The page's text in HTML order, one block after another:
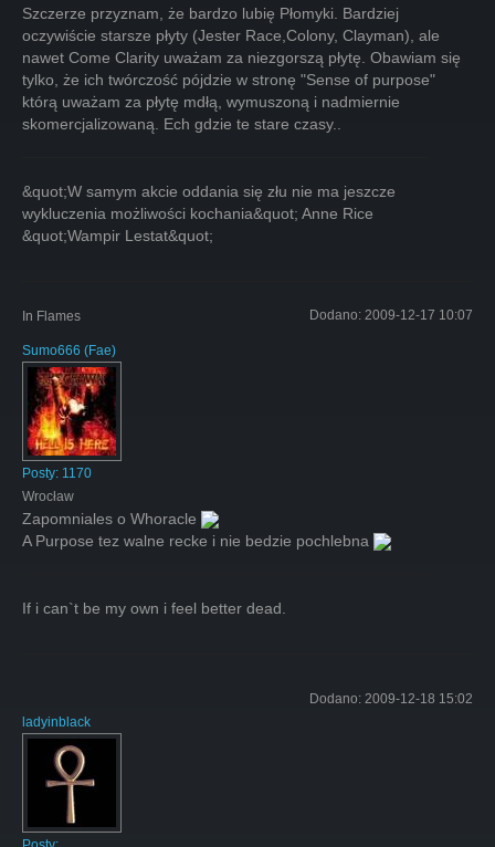
Szczerze przyznam, że bardzo lubię Płomyki. Bardziej
oczywiście starsze płyty (Jester Race,Colony, Clayman), ale
nawet Come Clarity uważam za niezgorszą płytę. Obawiam się
tylko, że ich twórczość pójdzie w stronę "Sense of purpose"
którą uważam za płytę mdłą, wymuszoną i nadmiernie
skomercjalizowaną. Ech gdzie te stare czasy..
&quot;W samym akcie oddania się złu nie ma jeszcze
wykluczenia możliwości kochania&quot; Anne Rice
&quot;Wampir Lestat&quot;
In Flames Dodano: 2009-12-17 10:07
Sumo666 (Fae)
Posty: 1170
Wrocław
Zapomniales o Whoracle
A Purpose tez walne recke i nie bedzie pochlebna
If i can`t be my own i feel better dead.
Dodano: 2009-12-18 15:02
ladyinblack